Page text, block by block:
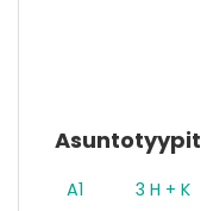
Asuntotyypit
A1 3 H + K